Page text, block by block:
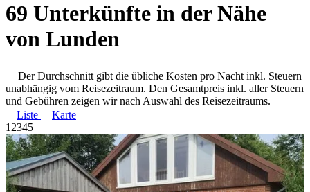
69 Unterkünfte in der Nähe
von Lunden
Der Durchschnitt gibt die übliche Kosten pro Nacht inkl. Steuern
unabhängig vom Reisezeitraum. Den Gesamtpreis inkl. aller Steuern
und Gebühren zeigen wir nach Auswahl des Reisezeitraums.
Liste
Karte
1 2345